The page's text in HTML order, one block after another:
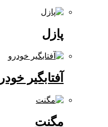
آفتابگیر خودرو